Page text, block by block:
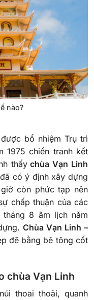
nào?
bổ nhiệm Trụ trì
1975 chiến tranh kết
thấychùa Vạn Linh
có ý định xây dựng
còn phức tạp nên
chấp thuận của các
8 âm lịch năm
Chùa Vạn Linh –
đẽ bằng bê tông cốt
chùa Vạn Linh
thoai thoải, quanh